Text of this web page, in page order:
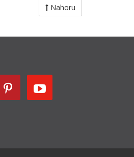
Nahoru